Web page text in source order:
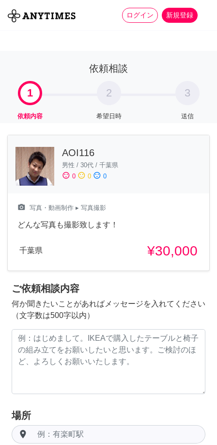
ログイン 新規登録
全て 家事 more_horiz
依頼相談
1
依頼内容
2
希望日時
3
送信
AOI116
男性 / 30代 / 千葉県
sentiment_satisfied 0 sentiment_neutral 0 sentiment_dissatisfied 0
camera_alt 写真・動画制作 ▸ 写真撮影
どんな写真も撮影致します！
千葉県 ¥30,000
ご依頼相談内容
何か聞きたいことがあればメッセージを入れてください
（文字数は500字以内）
場所
room